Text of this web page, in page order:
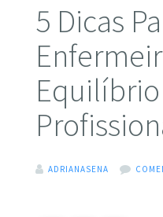
5 Dicas
ADRIANASENA